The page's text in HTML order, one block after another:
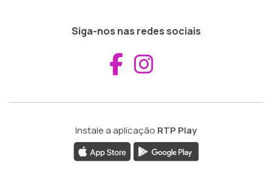
Siga-nos nas redes sociais
Aceder ao
Instale a aplicação RTP Play